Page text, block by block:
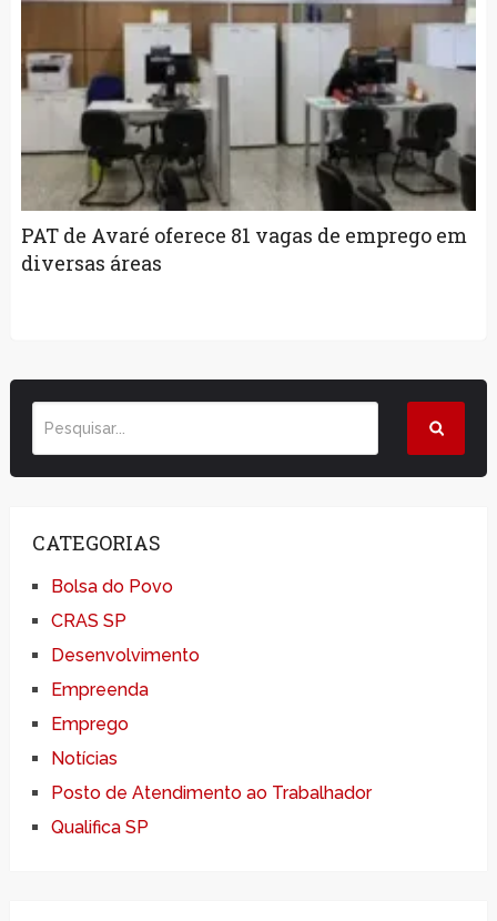
PAT de Avaré oferece 81 vagas de emprego em
diversas áreas
CATEGORIAS
Bolsa do Povo
CRAS SP
Desenvolvimento
Empreenda
Emprego
Notícias
Posto de Atendimento ao Trabalhador
Qualifica SP